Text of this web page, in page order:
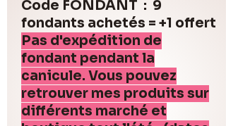
Code FONDANT : 9
fondants achetés = +1 offert
Pas d'expédition de
fondant pendant la
canicule. Vous pouvez
retrouver mes produits sur
différents marché et